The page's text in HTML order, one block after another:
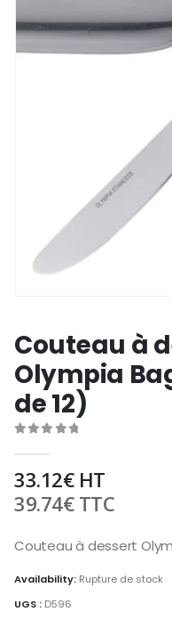
Couteau à
Olympia
de 12)
33.12€HT
39.74€TTC
Couteau à dessert
Availability: Rupture de stock
UGS : D596